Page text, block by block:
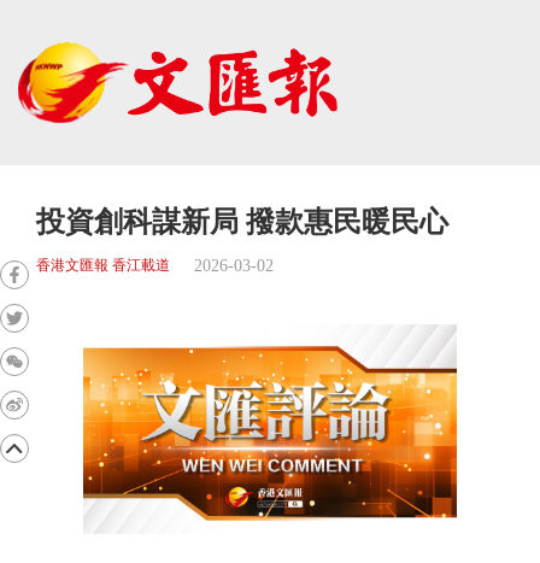
投資創科謀新局 撥款惠民暖民心
香港文匯報 香江載道 2026-03-02